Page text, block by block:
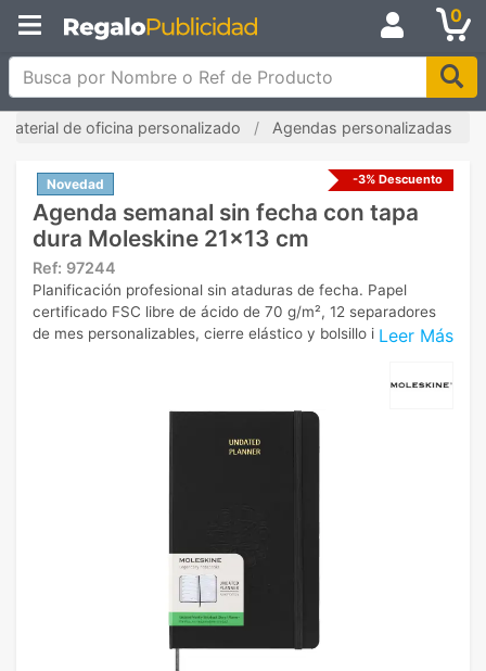
0
Busca por Nombre o Ref de Producto
Material de oficina personalizado Agendas personalizadas
Novedad -3% Descuento
Agenda semanal sin fecha con tapa
dura Moleskine 21x13 cm
Ref: 97244
Leer Más
Planificación profesional sin ataduras de fecha. Papel
certificado FSC libre de ácido de 70 g/m², 12 separadores
de mes personalizables, cierre elástico y bolsillo interior.